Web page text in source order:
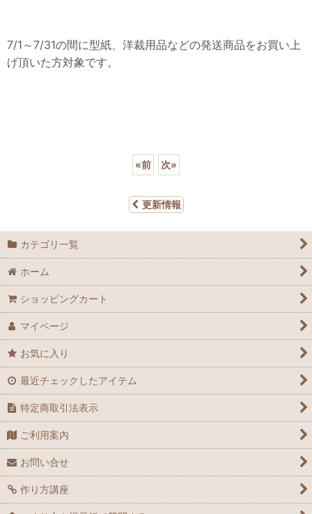
7/1～7/31の間に型紙、洋裁用品などの発送商品をお買い上
げ頂いた方対象です。
«前 次»
更新情報
カテゴリ一覧
ホーム
ショッピングカート
マイページ
お気に入り
最近チェックしたアイテム
特定商取引法表示
ご利用案内
お問い合せ
作り方講座